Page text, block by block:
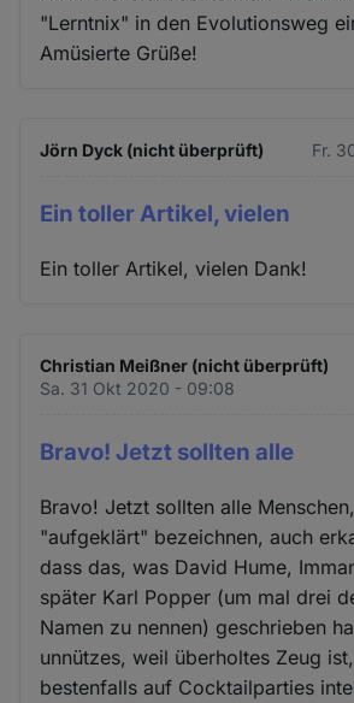
"Lerntnix" in den Evolutionsweg
Amüsierte Grüße!
Jörn Dyck (nicht überprüft) Fr.
Ein toller Artikel, vielen
Ein toller Artikel, vielen Dank!
Christian Meißner (nicht überprüft)
Sa. 31 Okt 2020 - 09:08
Bravo! Jetzt sollten alle
Bravo! Jetzt sollten alle
"aufgeklärt" bezeichnen, auch
dass das, was David Hume,
später Karl Popper (um mal drei
Namen zu nennen) geschrieben
unnützes, weil überholtes Zeug
bestenfalls auf Cocktailparties